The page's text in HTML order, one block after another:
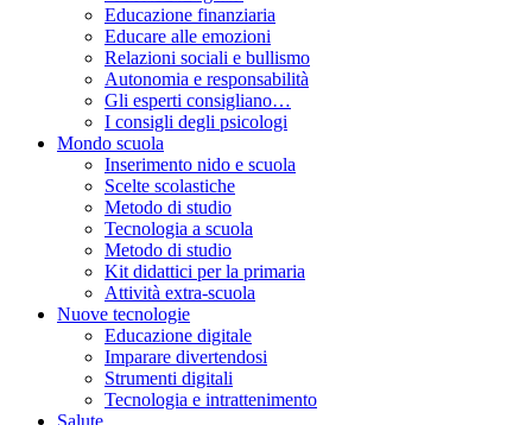
Educazione finanziaria
Educare alle emozioni
Relazioni sociali e bullismo
Autonomia e responsabilità
Gli esperti consigliano…
I consigli degli psicologi
Mondo scuola
Inserimento nido e scuola
Scelte scolastiche
Metodo di studio
Tecnologia a scuola
Metodo di studio
Kit didattici per la primaria
Attività extra-scuola
Nuove tecnologie
Educazione digitale
Imparare divertendosi
Strumenti digitali
Tecnologia e intrattenimento
Salute